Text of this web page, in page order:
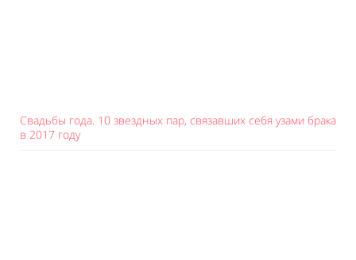
Свадьбы года. 10 звездных пар, связавших себя узами брака
в 2017 году